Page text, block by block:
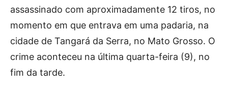
assassinado com aproximadamente 12 tiros, no
momento em que entrava em uma padaria, na
cidade de Tangará da Serra, no Mato Grosso. O
crime aconteceu na última quarta-feira (9), no
fim da tarde.